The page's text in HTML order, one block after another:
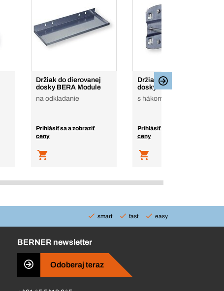
Držiak do dierovanej
dosky BERA Module
na odkladanie
Prihlásiť sa a zobraziť
ceny
Držiak do dierovanej
dosky BERA® Modul
s hákom
Prihlásiť sa a zobraziť
ceny
smart fast easy
BERNER newsletter
Odoberaj teraz